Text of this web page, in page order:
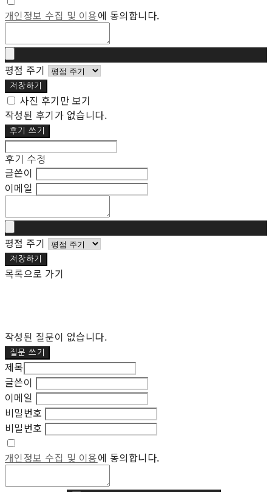
개인정보 수집 및 이용에 동의합니다.
평점 주기
저장하기
사진 후기만 보기
작성된 후기가 없습니다.
후기 쓰기
후기 수정
글쓴이
이메일
평점 주기
저장하기
목록으로 가기
작성된 질문이 없습니다.
질문 쓰기
제목
글쓴이
이메일
비밀번호
비밀번호
개인정보 수집 및 이용에 동의합니다.